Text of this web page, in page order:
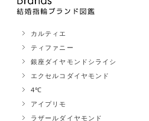
カルティエ
ティファニー
銀座ダイヤモンドシライシ
エクセルコダイヤモンド
4℃
アイプリモ
ラザールダイヤモンド